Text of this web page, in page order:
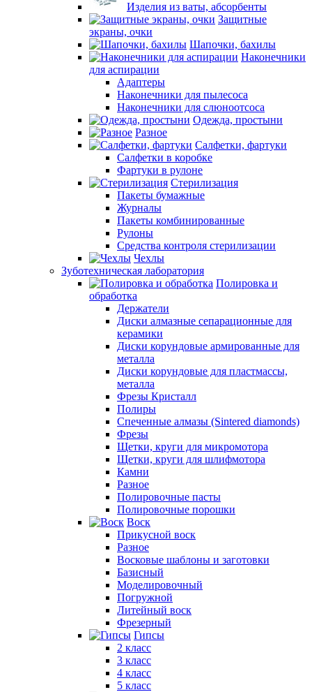
Изделия из ваты, абсорбенты
Защитные
экраны, очки
Шапочки, бахилы
Наконечники
для аспирации
Адаптеры
Наконечники для пылесоса
Наконечники для слюноотсоса
Одежда, простыни
Разное
Салфетки, фартуки
Салфетки в коробке
Фартуки в рулоне
Стерилизация
Пакеты бумажные
Журналы
Пакеты комбинированные
Рулоны
Средства контроля стерилизации
Чехлы
Зуботехническая лаборатория
Полировка и
обработка
Держатели
Диски алмазные сепарационные для
керамики
Диски корундовые армированные для
металла
Диски корундовые для пластмассы,
металла
Фрезы Кристалл
Полиры
Спеченные алмазы (Sintered diamonds)
Фрезы
Щетки, круги для микромотора
Щетки, круги для шлифмотора
Камни
Разное
Полировочные пасты
Полировочные порошки
Воск
Прикусной воск
Разное
Восковые шаблоны и заготовки
Базисный
Моделировочный
Погружной
Литейный воск
Фрезерный
Гипсы
2 класс
3 класс
4 класс
5 класс